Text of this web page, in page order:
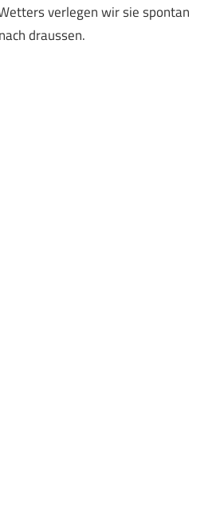
verlegen wir sie spontan
nach draussen.